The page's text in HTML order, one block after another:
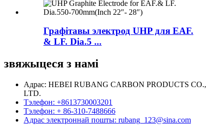
Графітавы электрод UHP для EAF.
& LF. Dia.5 ...
звяжыцеся з намі
Адрас: HEBEI RUBANG CARBON PRODUCTS CO.,
LTD.
Тэлефон: +8613730003201
Тэлефон: + 86-310-7488666
Адрас электроннай пошты: rubang_123@sina.com